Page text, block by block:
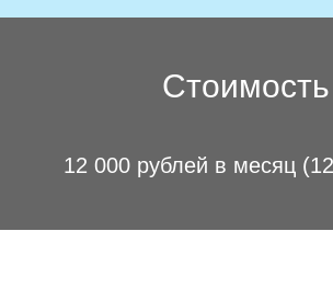
Стоимость
12 000 рублей в месяц